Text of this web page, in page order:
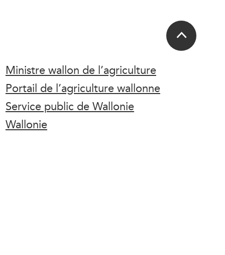
Ministre wallon de l’agriculture
Portail de l’agriculture wallonne
Service public de Wallonie
Wallonie